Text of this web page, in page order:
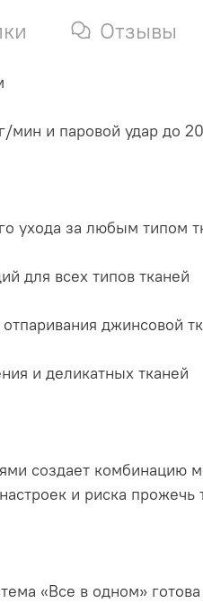
Отзывы
и паровой удар до
ухода за любым типом
для всех типов тканей
джинсовой
и деликатных тканей
создает
и риска прожечь
«Все в одном»